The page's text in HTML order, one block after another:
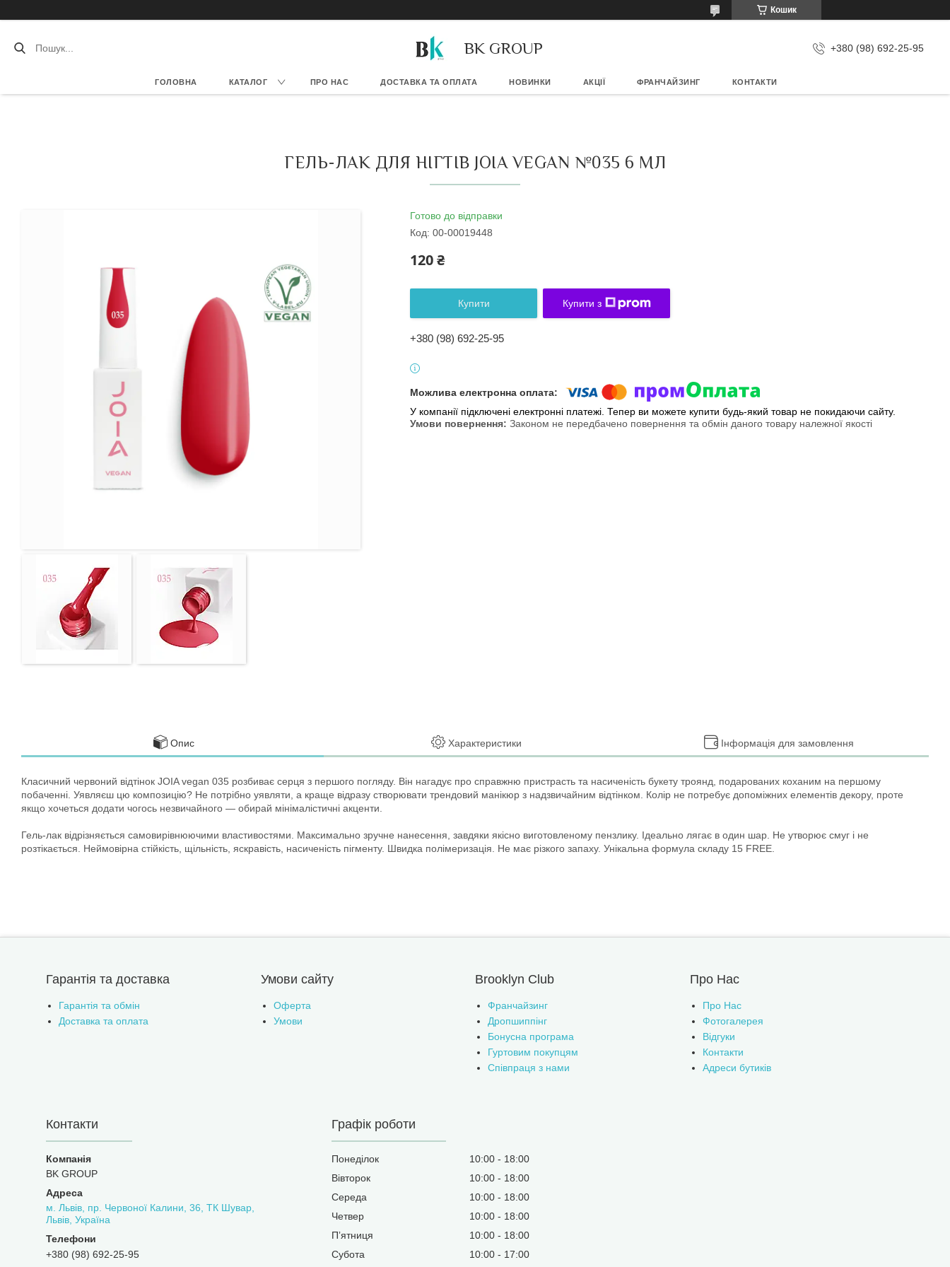
Кошик
BK GROUP +380 (98) 692-25-95
ГОЛОВНА КАТАЛОГ ПРО НАС ДОСТАВКА ТА ОПЛАТА НОВИНКИ АКЦІЇ ФРАНЧАЙЗИНГ КОНТАКТИ
ГЕЛЬ-ЛАК ДЛЯ НІГТІВ JOIA VEGAN №035 6 МЛ
Готово до відправки
Код: 00-00019448
120 ₴
Купити Купити з
+380 (98) 692-25-95
У компанії підключені електронні платежі. Тепер ви можете купити будь-який товар не покидаючи сайту.
Законом не передбачено повернення та обмін даного товару належної якості
Опис Характеристики Інформація для замовлення
Класичний червоний відтінок JOIA vegan 035 розбиває серця з першого погляду. Він нагадує про справжню пристрасть та насиченість букету троянд, подарованих коханим на першому
побаченні. Уявляєш цю композицію? Не потрібно уявляти, а краще відразу створювати трендовий манікюр з надзвичайним відтінком. Колір не потребує допоміжних елементів декору, проте
якщо хочеться додати чогось незвичайного — обирай мінімалістичні акценти.
Гель-лак відрізняється самовирівнюючими властивостями. Максимально зручне нанесення, завдяки якісно виготовленому пензлику. Ідеально лягає в один шар. Не утворює смуг і не
розтікається. Неймовірна стійкість, щільність, яскравість, насиченість пігменту. Швидка полімеризація. Не має різкого запаху. Унікальна формула складу 15 FREE.
Гарантія та доставка
Гарантія та обмін
Доставка та оплата
Умови сайту
Оферта
Умови
Brooklyn Club
Франчайзинг
Дропшиппінг
Бонусна програма
Гуртовим покупцям
Співпраця з нами
Про Нас
Про Нас
Фотогалерея
Відгуки
Контакти
Адреси бутиків
Контакти
BK GROUP
м. Львів, пр. Червоної Калини, 36, ТК Шувар,
Львів, Україна
+380 (98) 692-25-95
Графік роботи
Понеділок 10:00
18:00
Вівторок
10:00
18:00
Середа
10:00
18:00
Четвер
10:00
18:00
Пʼятниця
10:00
18:00
Субота
10:00 17:00